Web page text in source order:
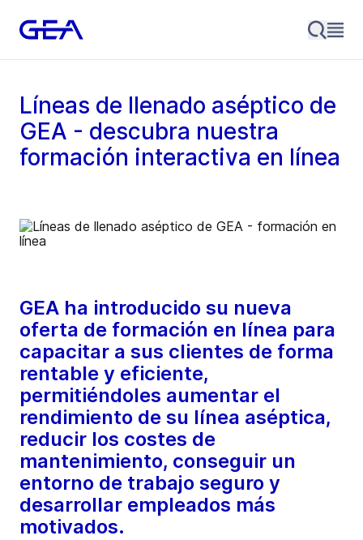
Líneas de llenado aséptico de
GEA - descubra nuestra
formación interactiva en línea
GEA ha introducido su nueva
oferta de formación en línea para
capacitar a sus clientes de forma
rentable y eficiente,
permitiéndoles aumentar el
rendimiento de su línea aséptica,
reducir los costes de
mantenimiento, conseguir un
entorno de trabajo seguro y
desarrollar empleados más
motivados.